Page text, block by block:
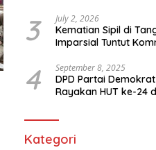
3 July 2, 2026
Kematian Sipil di
Imparsial Tuntut
4 September 8, 2025
DPD Partai
Rayakan HUT ke-24
Kategori